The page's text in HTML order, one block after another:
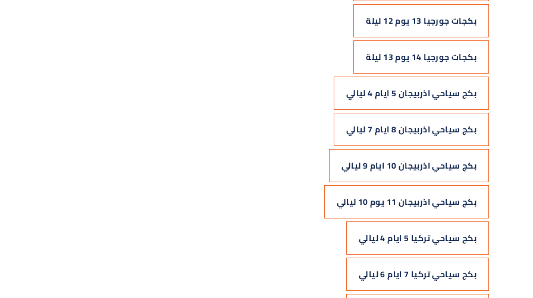
بكجات جورجيا 13 يوم 12 ليلة
بكجات جورجيا 14 يوم 13 ليلة
بكج سياحي اذربيجان 5 ايام 4 ليالي
بكج سياحي اذربيجان 8 ايام 7 ليالي
بكج سياحي اذربيجان 10 ايام 9 ليالي
بكج سياحي اذربيجان 11 يوم 10 ليالي
بكج سياحي تركيا 5 ايام 4 ليالي
بكج سياحي تركيا 7 ايام 6 ليالي